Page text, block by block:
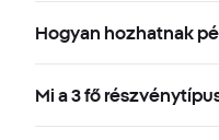
Hogyan hozhatnak
Mi a 3 fő